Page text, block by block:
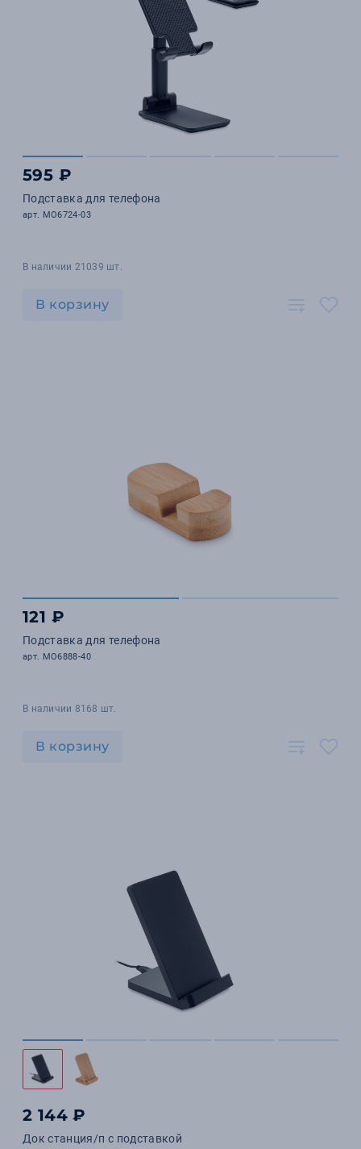
595 ₽
Подставка для телефона
арт. MO6724-03
В наличии 21039 шт.
В корзину
121 ₽
Подставка для телефона
арт. MO6888-40
В наличии 8168 шт.
В корзину
2 144 ₽
Док станция/п с подставкой